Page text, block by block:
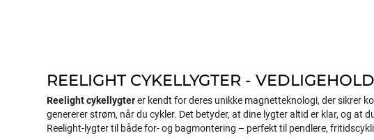
REELIGHT CYKELLYGTER -
Reelight cykellygterer kendt for deres unikke magnetteknologi, der sikrer
genererer strøm, når du cykler. Det betyder, at dine lygter altid er klar, og
Reelight-lygter til både for- og bagmontering – perfekt til pendlere,